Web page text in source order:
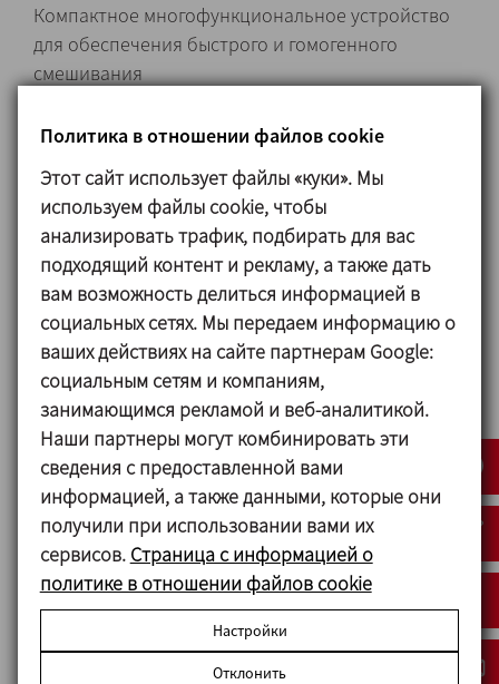
Компактное многофункциональное устройство
для обеспечения быстрого и гомогенного
смешивания
с высокой вязкостью.
Одинарное торцевое уплотнение.
Простой монтаж/демонтаж благодаря
соединениям CLAMP ISO 2852.
Дисковый затвор в бункере.
Дисковые затворы на миксере и насосе.
Возможность очистки и дезинфекции без
демонтажа оборудования.
Бункер приварен к столу, что обеспечивает
полностью гладкую поверхность.
Электрическая панель из нержавеющей стали с
переключателем пуска/остановки и
автоматическим выключателем для защиты
двигателя.
Устройство оснащено колесами.
Дренажный клапан clamp для полного
опорожнения устройства.
Политика в отношении файлов cookie
Этот сайт использует файлы «куки». Мы
используем файлы cookie, чтобы
анализировать трафик, подбирать для вас
подходящий контент и рекламу, а также дать
вам возможность делиться информацией в
социальных сетях. Мы передаем информацию о
ваших действиях на сайте партнерам Google:
социальным сетям и компаниям,
занимающимся рекламой и веб-аналитикой.
Наши партнеры могут комбинировать эти
сведения с предоставленной вами
информацией, а также данными, которые они
получили при использовании вами их
сервисов. Страница с информацией о
политике в отношении файлов cookie
Настройки
Отклонить